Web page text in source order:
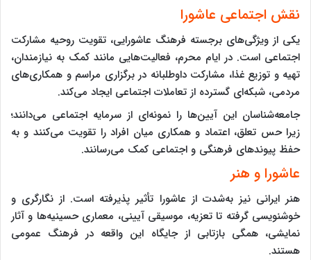
نقش اجتماعی عاشورا
یکی از ویژگی‌های برجسته فرهنگ عاشورایی، تقویت روحیه مشارکت
اجتماعی است. در ایام محرم، فعالیت‌هایی مانند کمک به نیازمندان،
تهیه و توزیع غذا، مشارکت داوطلبانه در برگزاری مراسم و همکاری‌های
مردمی، شبکه‌ای گسترده از تعاملات اجتماعی ایجاد می‌کند.
جامعه‌شناسان این آیین‌ها را نمونه‌ای از سرمایه اجتماعی می‌دانند؛
زیرا حس تعلق، اعتماد و همکاری میان افراد را تقویت می‌کنند و به
حفظ پیوندهای فرهنگی و اجتماعی کمک می‌رسانند.
عاشورا و هنر
هنر ایرانی نیز به‌شدت از عاشورا تأثیر پذیرفته است. از نگارگری و
خوشنویسی گرفته تا تعزیه، موسیقی آیینی، معماری حسینیه‌ها و آثار
نمایشی، همگی بازتابی از جایگاه این واقعه در فرهنگ عمومی
هستند.